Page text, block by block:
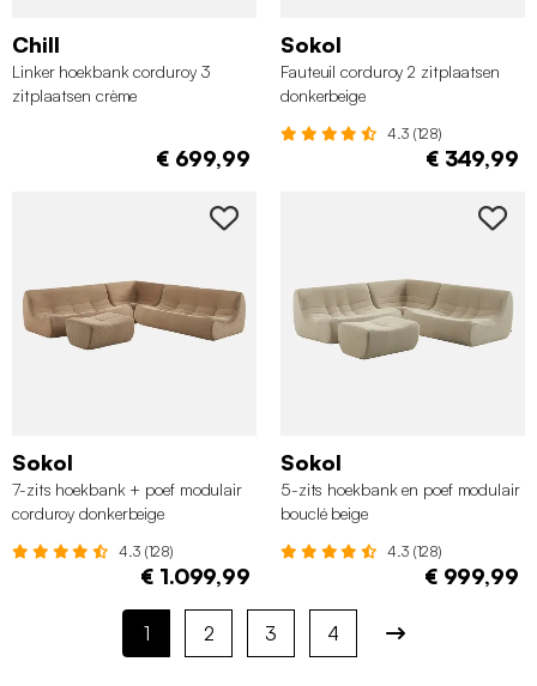
Chill
Linker hoekbank corduroy 3
zitplaatsen crème
€ 699,99
Sokol
Fauteuil corduroy 2 zitplaatsen
donkerbeige
4.3 (128)
€ 349,99
Sokol
7-zits hoekbank + poef modulair
corduroy donkerbeige
4.3 (128)
€ 1.099,99
Sokol
5-zits hoekbank en poef modulair
bouclé beige
4.3 (128)
€ 999,99
1 2 3 4